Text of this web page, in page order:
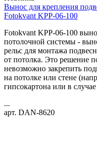
Вынос для крепления
Fotokvant KPP-06-100
Fotokvant KPP-06-100
потолочной системы -
рельс для монтажа
от потолка. Это решение
невозможно закрепить
на потолке или стене
гипсокартона или в
...
арт. DAN-8620